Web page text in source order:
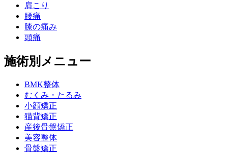
肩こり
腰痛
膝の痛み
頭痛
施術別メニュー
BMK整体
むくみ・たるみ
小顔矯正
猫背矯正
産後骨盤矯正
美容整体
骨盤矯正